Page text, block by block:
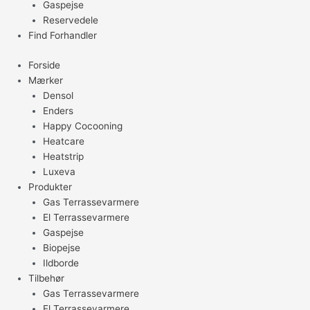
Gaspejse
Reservedele
Find Forhandler
Forside
Mærker
Densol
Enders
Happy Cocooning
Heatcare
Heatstrip
Luxeva
Produkter
Gas Terrassevarmere
El Terrassevarmere
Gaspejse
Biopejse
Ildborde
Tilbehør
Gas Terrassevarmere